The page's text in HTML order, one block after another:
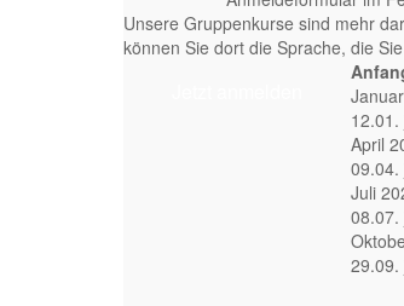
Unsere Gruppenkurse sind mehr
können Sie dort die Sprache, die
April
09.04.
Juli
08.07.
29.09.